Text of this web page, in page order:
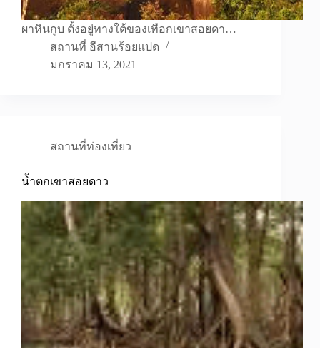
ผาหินกูบ ตั้งอยู่ทางใต้ของเทือกเขาสอยดา…
สถานที่ อีสานร้อยแปด
มกราคม 13, 2021
สถานที่ท่องเที่ยว
น้ำตกเขาสอยดาว